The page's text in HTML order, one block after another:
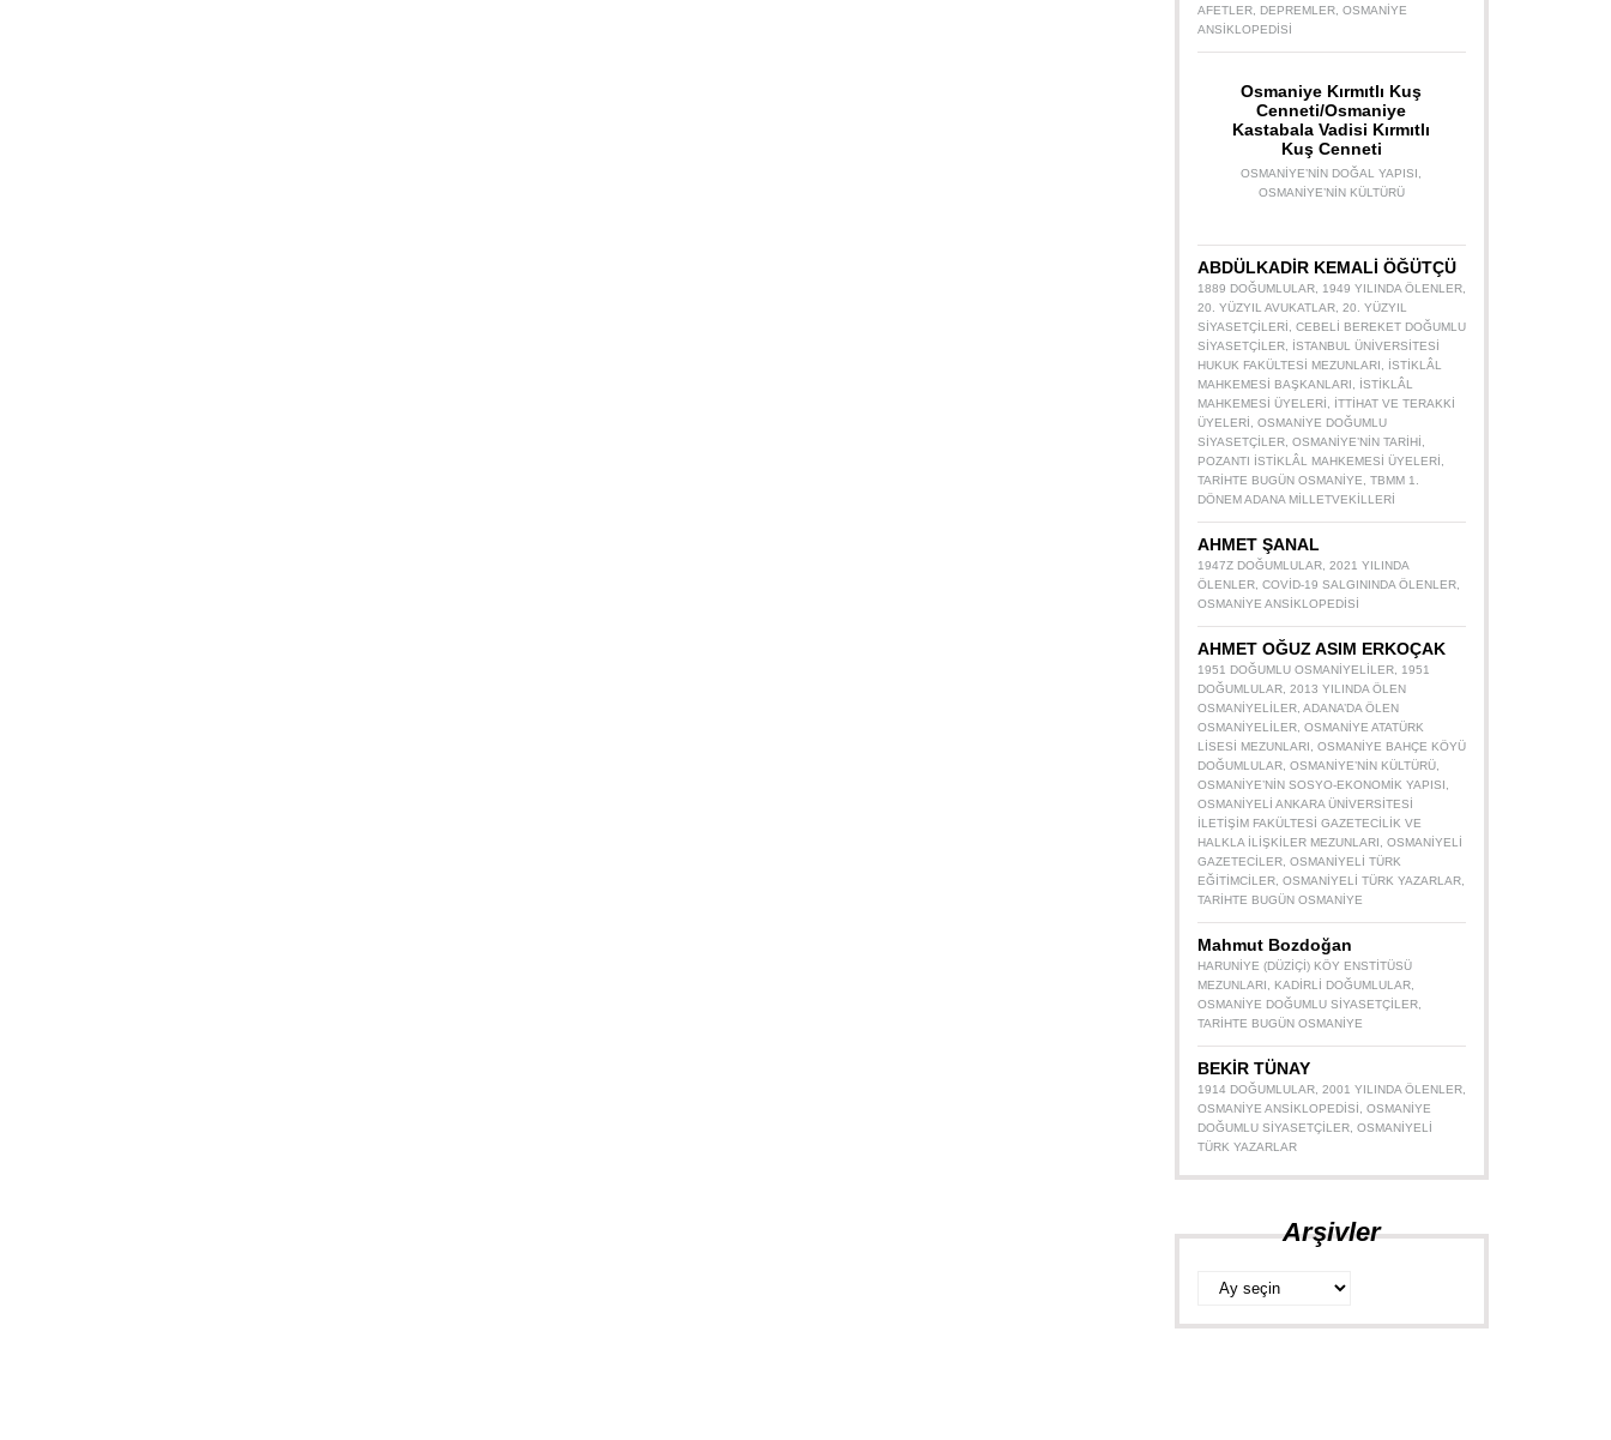
AFETLER, DEPREMLER, OSMANIYE
ANSIKLOPEDISI
Osmaniye Kırmıtlı Kuş
Cenneti/Osmaniye
Kastabala Vadisi Kırmıtlı
Kuş Cenneti
OSMANIYE’NIN DOĞAL YAPISI
OSMANIYE’NIN KÜLTÜRÜ
ABDÜLKADİR KEMALİ ÖĞÜTÇÜ
1889 DOĞUMLULAR, 1949 YILINDA ÖLENLER,
20. YÜZYIL AVUKATLAR, 20. YÜZYIL
SIYASETÇILERI
CEBELI BEREKET DOĞUMLU
SIYASETÇILER,
İSTANBUL ÜNIVERSITESI
HUKUK FAKÜLTESI MEZUNLARI
İSTIKLÂL
MAHKEMESI BAŞKANLARI
İSTIKLÂL
MAHKEMESI ÜYELERI
İTTIHAT VE TERAKKI
ÜYELERI
OSMANIYE DOĞUMLU
SIYASETÇILER, OSMANIYE’NIN TARIHI
POZANTI İSTIKLÂL MAHKEMESI ÜYELERI
TARIHTE BUGÜN OSMANIYE
TBMM 1.
DÖNEM ADANA MILLETVEKILLERI
AHMET ŞANAL
1947Z DOĞUMLULAR, 2021 YILINDA
ÖLENLER, COVID-19 SALGININDA ÖLENLER,
OSMANIYE ANSIKLOPEDISI
AHMET OĞUZ ASIM ERKOÇAK
1951 DOĞUMLU OSMANIYELILER,
1951
DOĞUMLULAR, 2013 YILINDA ÖLEN
OSMANIYELILER, ADANA’DA ÖLEN
OSMANIYELILER, OSMANIYE ATATÜRK
LISESI MEZUNLARI
OSMANIYE BAHÇE KÖYÜ
DOĞUMLULAR, OSMANIYE’NIN KÜLTÜRÜ,
OSMANIYE’NIN SOSYO-EKONOMIK YAPISI
OSMANIYELI ANKARA ÜNIVERSITESI
İLETIŞIM FAKÜLTESI GAZETECILIK VE
HALKLA İLIŞKILER MEZUNLARI
OSMANIYELI
GAZETECILER, OSMANIYELI TÜRK
EĞITIMCILER, OSMANIYELI TÜRK YAZARLAR,
TARIHTE BUGÜN OSMANIYE
Mahmut Bozdoğan
HARUNIYE (DÜZIÇI) KÖY ENSTITÜSÜ
MEZUNLARI
KADIRLI DOĞUMLULAR,
OSMANIYE DOĞUMLU SIYASETÇILER,
TARIHTE BUGÜN OSMANIYE
BEKİR TÜNAY
1914 DOĞUMLULAR, 2001 YILINDA ÖLENLER,
OSMANIYE ANSIKLOPEDISI
OSMANIYE
DOĞUMLU SIYASETÇILER, OSMANIYELI
TÜRK YAZARLAR
Arşivler
Arşivler